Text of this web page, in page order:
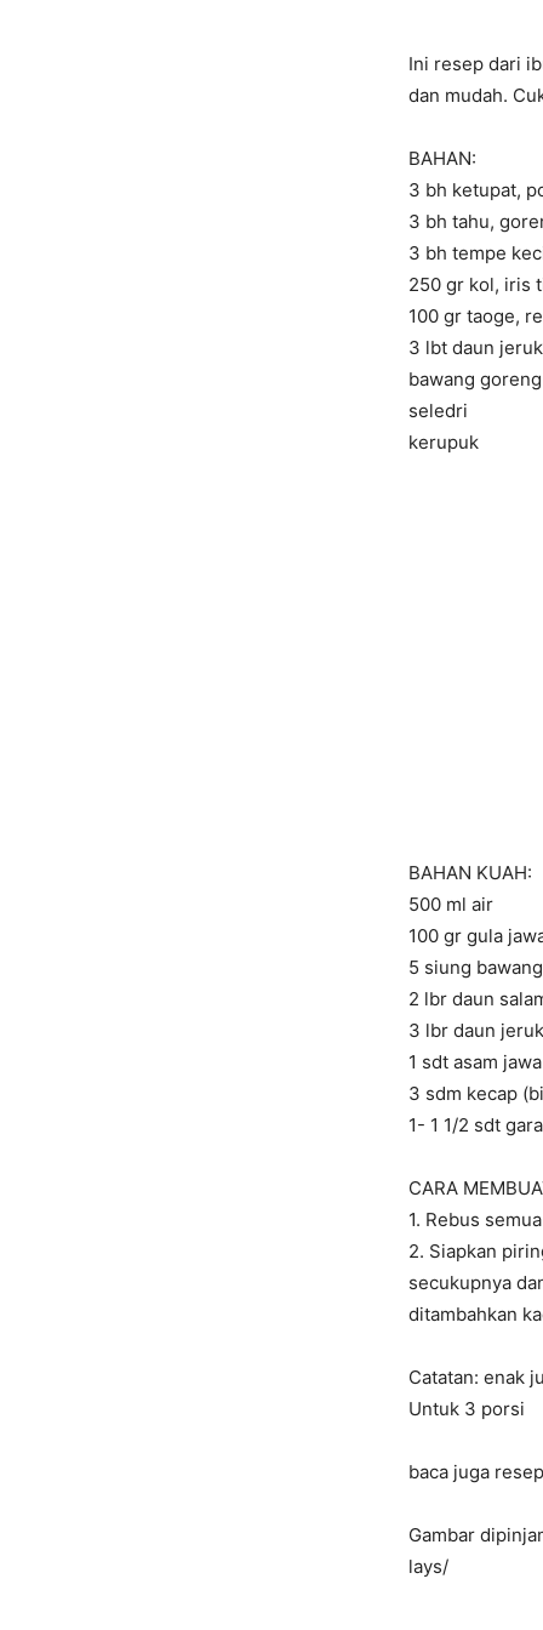
Ini resep dari
dan mudah.
BAHAN:
3 bh ketupat,
3 bh tahu,
3 bh tempe
250 gr kol, iris
100 gr taoge,
3 lbt daun
bawang goreng
seledri
kerupuk
BAHAN KUAH:
500 ml air
100 gr gula
5 siung
2 lbr daun
3 lbr daun
1 sdt asam jawa
3 sdm kecap
1- 1 1/2 sdt
CARA
1. Rebus
2. Siapkan
secukupnya
ditambahkan
Catatan: enak
Untuk 3 porsi
baca juga
Gambar
lays/